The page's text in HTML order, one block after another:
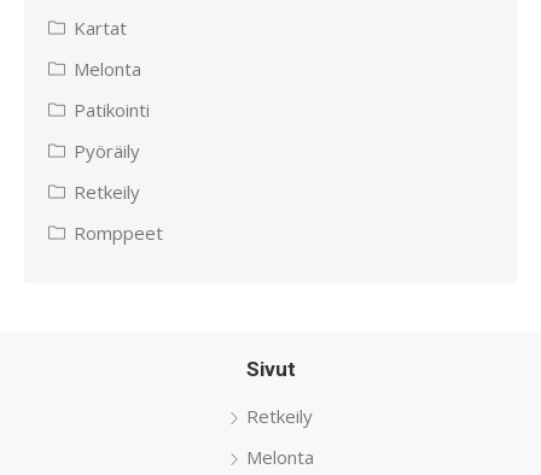
Kartat
Melonta
Patikointi
Pyöräily
Retkeily
Romppeet
Sivut
Retkeily
Melonta